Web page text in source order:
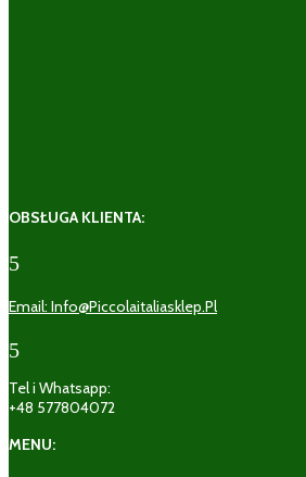
OBSŁUGA KLIENTA:
5
Email: Info@piccolaitaliasklep.pl
5
Tel i Whatsapp:
+48 577804072
MENU: